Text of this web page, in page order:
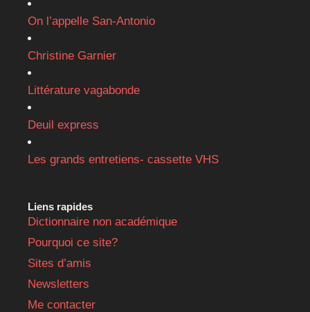
On l’appelle San-Antonio
Christine Garnier
Littérature vagabonde
Deuil express
Les grands entretiens- cassette VHS
Liens rapides
Dictionnaire non académique
Pourquoi ce site?
Sites d’amis
Newsletters
Me contacter